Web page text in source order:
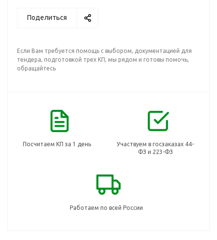
Поделиться
Если Вам требуется помощь с выбором, документацией для
тендера, подготовкой трех КП, мы рядом и готовы помочь,
обращайтесь
Посчитаем КП за 1 день
Участвуем в госзаказах 44-
ФЗ и 223-ФЗ
Работаем по всей России